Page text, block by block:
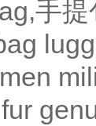
手提
fur